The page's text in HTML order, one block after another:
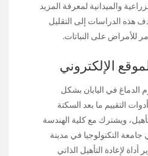
والميدانية لمعرفة المزيد
هذه الدراسات إلى التقليل
للأمراض على النباتات.
الإلكتروني
الدماغ في اليابان بشكل
التقييم ما بعد السكتة
ويشترك مع كلية الهندسة
جامعة التكنولوجيا في مدينة
لإعادة التأهيل الذاتي